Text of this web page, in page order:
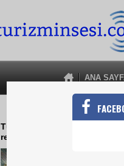
ANA
Türkiye Seyahat Acentaları
rekabet edilen ülkelerdeki